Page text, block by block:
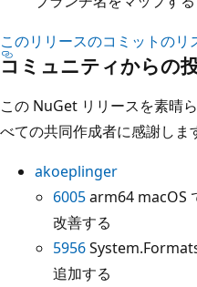
このリリースのコミットのリ
コミュニティからの
この NuGet リリースを素晴
べての共同作成者に感謝しま
akoeplinger
6005arm64 macOS
改善する
5956
追加する